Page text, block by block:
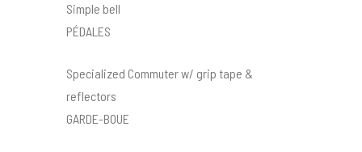
Simple bell
PÉDALES
Specialized Commuter w/ grip tape &
reflectors
GARDE-BOUE